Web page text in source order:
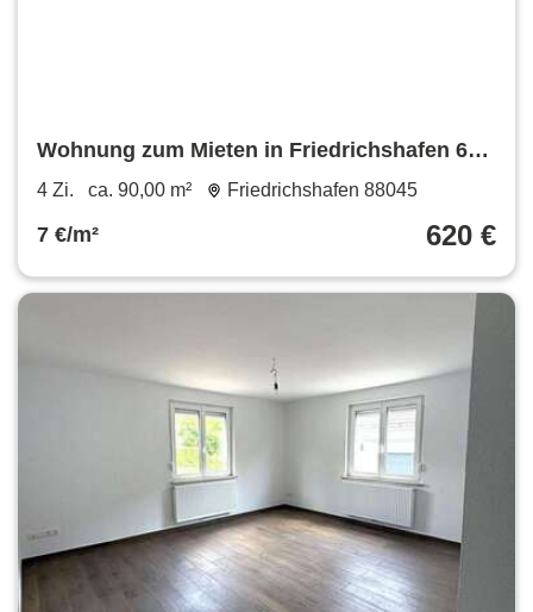
Wohnung zum Mieten in Friedrichshafen 620
€ 90 m²
4 Zi. ca. 90,00 m² Friedrichshafen 88045
7 €/m² 620 €